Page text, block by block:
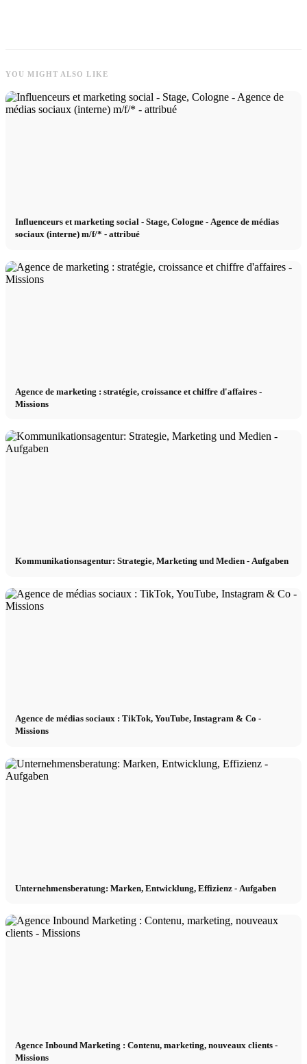
YOU MIGHT ALSO LIKE
Influenceurs et marketing social - Stage, Cologne - Agence de médias
sociaux (interne) m/f/* - attribué
Agence de marketing : stratégie, croissance et chiffre d'affaires -
Missions
Kommunikationsagentur: Strategie, Marketing und Medien - Aufgaben
Agence de médias sociaux : TikTok, YouTube, Instagram & Co -
Missions
Unternehmensberatung: Marken, Entwicklung, Effizienz - Aufgaben
Agence Inbound Marketing : Contenu, marketing, nouveaux clients -
Missions